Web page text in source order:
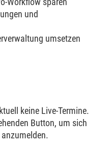
und
umsetzen
keine Live-Termine.
Button, um sich